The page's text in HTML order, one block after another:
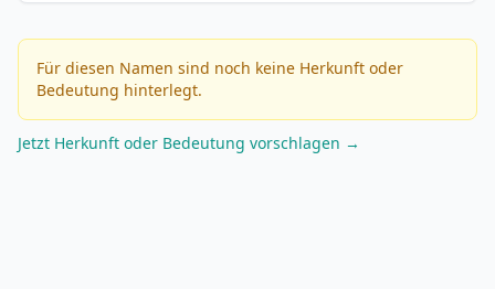
Für diesen Namen sind noch keine Herkunft oder
Bedeutung hinterlegt.
Jetzt Herkunft oder Bedeutung vorschlagen →